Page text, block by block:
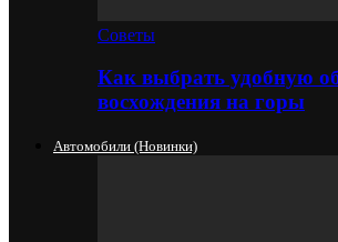
Советы
Как выбрать удобную
восхождения на горы
Автомобили (новинки)